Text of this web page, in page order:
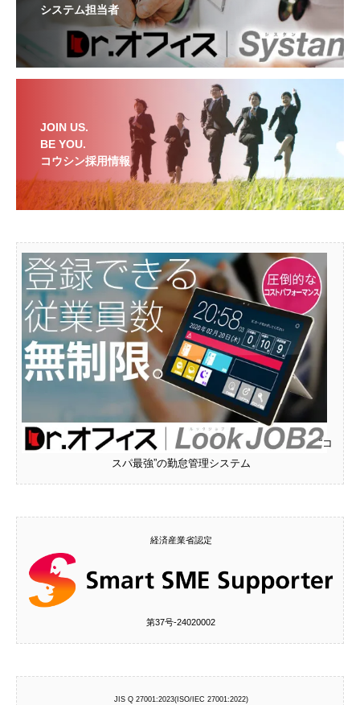
システム担当者
JOIN US.
BE YOU.
コウシン採用情報
“コ
スパ最強”の勤怠管理システム
経済産業省認定
第37号‐24020002
JIS Q 27001:2023(ISO/IEC 27001:2022)